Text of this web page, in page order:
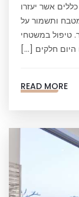
אשר יעזרו
ותשמור על
טיפול במשטחי
היום חלקים […]
READ MORE